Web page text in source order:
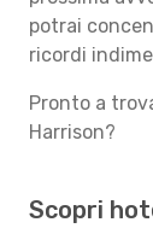
potrai
ricordi
Pronto a
Harrison?
Scopri